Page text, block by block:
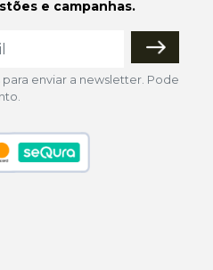
e campanhas.
enviar a newsletter. Pode